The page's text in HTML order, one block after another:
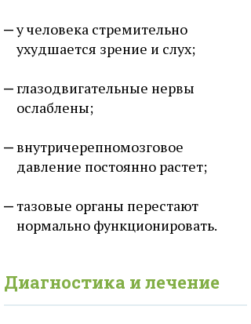
у человека стремительно
ухудшается зрение и слух;
глазодвигательные нервы
ослаблены;
внутричерепномозговое
давление постоянно растет;
тазовые органы перестают
нормально функционировать.
Диагностика и лечение